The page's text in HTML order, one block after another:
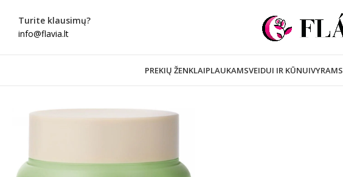
Turite klausimų?
info@flavia.lt
PREKIŲ ŽENKLAIPLAUKAMSVEIDUI IR KŪNUIVYRAMS